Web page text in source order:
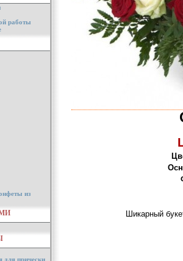
работы
из
для прически
Шикарный